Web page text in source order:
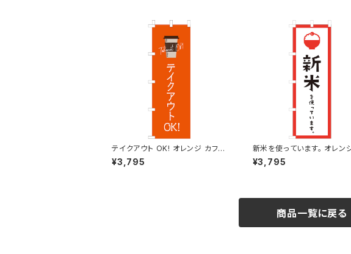
テイクアウト OK! オレンジ カフェ
コーヒー 2 のぼり旗
¥3,795
新米を使っています。 オレン
ぼり旗
¥3,795
商品一覧に戻る